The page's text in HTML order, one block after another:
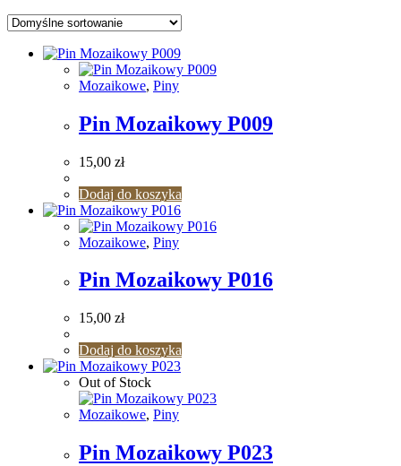
Mozaikowe, Piny
Pin Mozaikowy P009
15,00 zł
Dodaj do koszyka
Mozaikowe, Piny
Pin Mozaikowy P016
15,00 zł
Dodaj do koszyka
Out of Stock
Mozaikowe, Piny
Pin Mozaikowy P023